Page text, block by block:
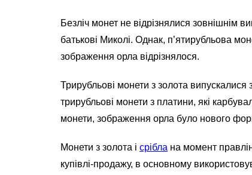
Безліч монет не відрізнялися зовнішнім
батькові Миколі. Однак, п’ятирубльова
зображення орла відрізнялося.
Трирубльові монети з золота
трирубльові монети з платини, які
монети, зображення орла було нового
Монети з золота і срібла на момент
купівлі-продажу, в основному